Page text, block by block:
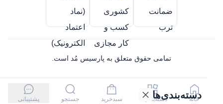
تمامی حقوق متعلق به پارسیس مُد است.
دسته‌بندی‌ها
خانه دسته‌بندی‌ها سبدخرید جستجو پشتیبانی